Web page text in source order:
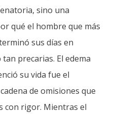
sino una
qué el hombre que más
sus días en
precarias. El edema
su vida fue el
de omisiones que
con rigor. Mientras el